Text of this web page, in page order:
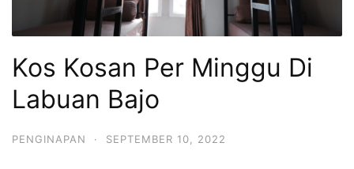
Kos Kosan Per Minggu Di
Labuan Bajo
PENGINAPAN · SEPTEMBER 10, 2022